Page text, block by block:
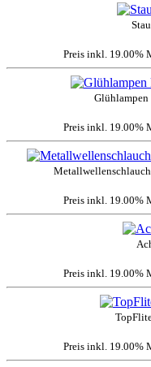
Preis inkl. 19.00%
Preis inkl. 19.00%
Preis inkl. 19.00%
Preis inkl. 19.00%
Preis inkl. 19.00%